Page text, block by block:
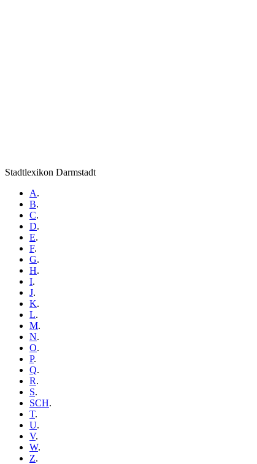
Stadtlexikon Darmstadt
A.
B.
C.
D.
E.
F.
G.
H.
I.
J.
K.
L.
M.
N.
O.
P.
Q.
R.
S.
SCH.
T.
U.
V.
W.
Z.